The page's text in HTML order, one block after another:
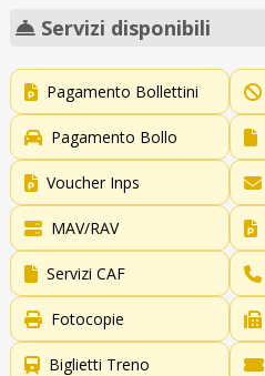
Servizi disponibili
Pagamento Bollettini
Pagamento Bollo
Voucher Inps
MAV/RAV
Servizi CAF
Fotocopie
Biglietti Treno